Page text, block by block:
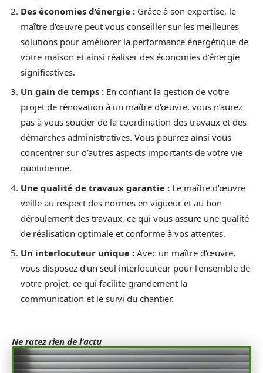
Des économies d’énergie : Grâce à son expertise, le
maître d’œuvre peut vous conseiller sur les meilleures
solutions pour améliorer la performance énergétique de
votre maison et ainsi réaliser des économies d’énergie
significatives.
Un gain de temps : En confiant la gestion de votre
projet de rénovation à un maître d’œuvre, vous n’aurez
pas à vous soucier de la coordination des travaux et des
démarches administratives. Vous pourrez ainsi vous
concentrer sur d’autres aspects importants de votre vie
quotidienne.
Une qualité de travaux garantie : Le maître d’œuvre
veille au respect des normes en vigueur et au bon
déroulement des travaux, ce qui vous assure une qualité
de réalisation optimale et conforme à vos attentes.
Un interlocuteur unique : Avec un maître d’œuvre,
vous disposez d’un seul interlocuteur pour l’ensemble de
votre projet, ce qui facilite grandement la
communication et le suivi du chantier.
Ne ratez rien de l'actu